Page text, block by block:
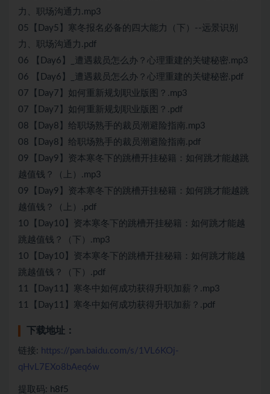
力、职场沟通力.mp3
05【Day5】寒冬报名必备的四大能力（下）--远景识别
力、职场沟通力.pdf
06 【Day6】_遭遇裁员怎么办？心理重建的关键秘密.mp3
06 【Day6】_遭遇裁员怎么办？心理重建的关键秘密.pdf
07【Day7】如何重新规划职业版图？.mp3
07【Day7】如何重新规划职业版图？.pdf
08【Day8】给职场熟手的裁员潮避险指南.mp3
08【Day8】给职场熟手的裁员潮避险指南.pdf
09【Day9】资本寒冬下的跳槽开挂秘籍：如何跳才能越跳
越值钱？（上）.mp3
09【Day9】资本寒冬下的跳槽开挂秘籍：如何跳才能越跳
越值钱？（上）.pdf
10【Day10】资本寒冬下的跳槽开挂秘籍：如何跳才能越
跳越值钱？（下）.mp3
10【Day10】资本寒冬下的跳槽开挂秘籍：如何跳才能越
跳越值钱？（下）.pdf
11【Day11】寒冬中如何成功获得升职加薪？.mp3
11【Day11】寒冬中如何成功获得升职加薪？.pdf
下载地址：
链接: https://pan.baidu.com/s/1VL6KOj-
qHvL7EXo8bAeq6w
提取码: h8f5